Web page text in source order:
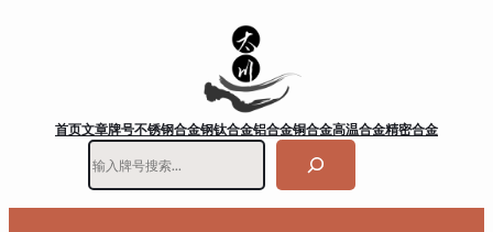
首页文章牌号不锈钢合金钢钛合金铝合金铜合金高温合金精密合金